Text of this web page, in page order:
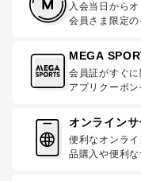
入会当日から
会員さま限定の
MEGA
会員証がすぐに
アプリクーポ
オンライン
便利なオンラ
品購入や便利な